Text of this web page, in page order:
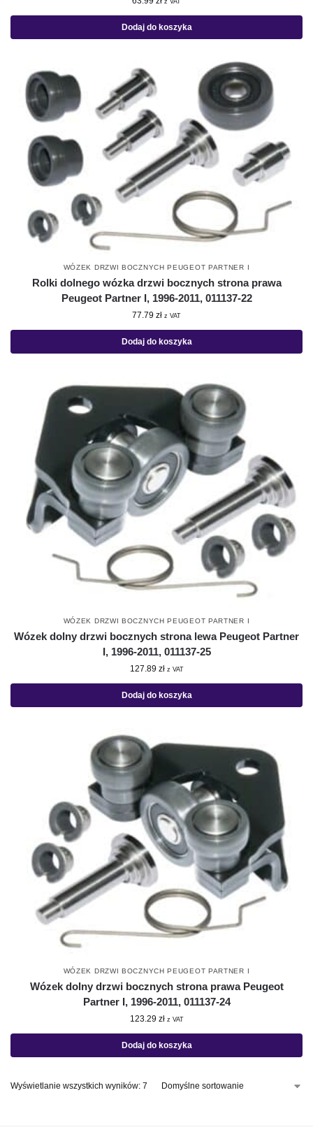
z VAT
Dodaj do koszyka
WÓZEK DRZWI BOCZNYCH PEUGEOT PARTNER I
Rolki dolnego wózka drzwi bocznych strona prawa
Peugeot Partner I, 1996-2011, 011137-22
77.79 zł z VAT
Dodaj do koszyka
WÓZEK DRZWI BOCZNYCH PEUGEOT PARTNER I
Wózek dolny drzwi bocznych strona lewa Peugeot Partner
I, 1996-2011, 011137-25
127.89 zł z VAT
Dodaj do koszyka
WÓZEK DRZWI BOCZNYCH PEUGEOT PARTNER I
Wózek dolny drzwi bocznych strona prawa Peugeot
Partner I, 1996-2011, 011137-24
123.29 zł z VAT
Dodaj do koszyka
Wyświetlanie wszystkich wyników: 7